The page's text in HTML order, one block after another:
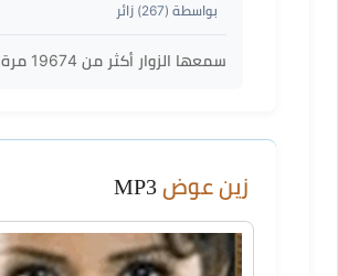
بواسطة (267) زائر
سمعها الزوار أكثر من 19674 مرة
زين عوض